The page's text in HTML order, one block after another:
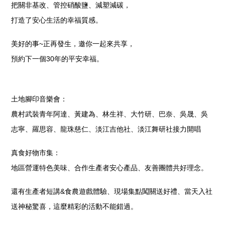
把關非基改、管控硝酸鹽、減塑減碳，
打造了安心生活的幸福質感。
美好的事~正再發生，邀你一起來共享，
預約下一個30年的平安幸福。
土地腳印音樂會：
農村武裝青年阿達、黃建為、林生祥、大竹研、巴奈、吳晟、吳
志寧、羅思容、龍珠慈仁、淡江吉他社、淡江舞研社接力開唱
真食好物市集：
地區營運特色美味、合作生產者安心產品、友善團體共好理念。
還有生產者短講&食農遊戲體驗、現場集點闖關送好禮、當天入社
送神秘驚喜，這麼精彩的活動不能錯過。